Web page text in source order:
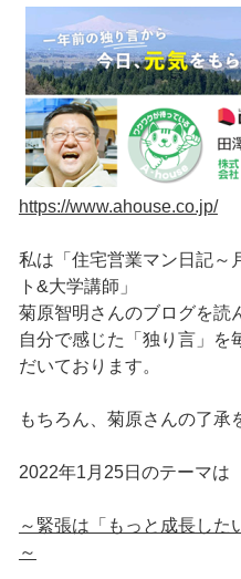
https://www.ahouse.co.jp/
私は「住宅営業マン日記～
ト&大学講師」
菊原智明さんのブログを読
自分で感じた「独り言」を
だいております。
もちろん、菊原さんの了承
2022年1月25日のテーマは
～緊張は「もっと成長した
～